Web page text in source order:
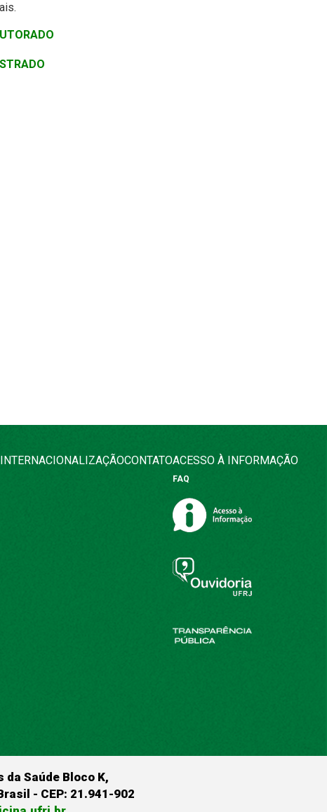
INTERNACIONALIZAÇÃOCONTATOACESSO À INFORMAÇÃO
FAQ
Saúde Bloco K,
- CEP: 21.941-902